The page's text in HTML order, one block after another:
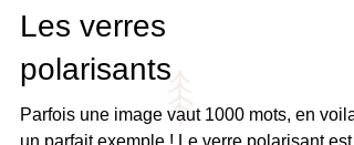
Les verres
polarisants
Parfois une image vaut 1000 mots, en voila